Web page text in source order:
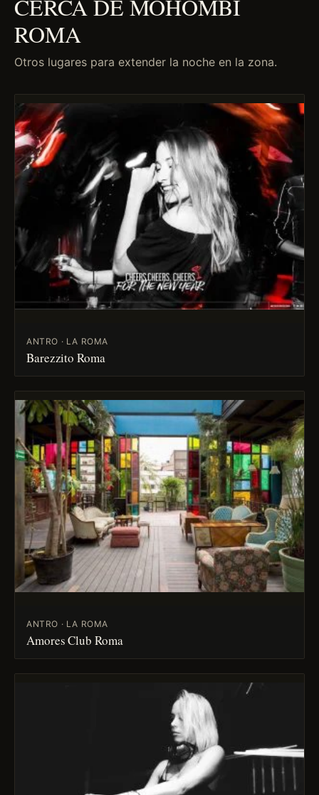
CERCA DE MOHOMBI
ROMA
Otros lugares para extender la noche en la zona.
ANTRO · LA ROMA
Barezzito Roma
ANTRO · LA ROMA
Amores Club Roma